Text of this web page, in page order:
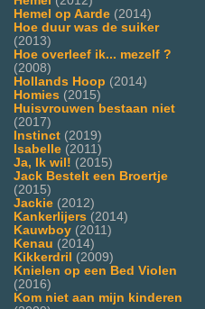
Hemel op Aarde (2014)
Hoe duur was de suiker
(2013)
Hoe overleef ik... mezelf ?
(2008)
Hollands Hoop (2014)
Homies (2015)
Huisvrouwen bestaan niet
(2017)
Instinct (2019)
Isabelle (2011)
Ja, Ik wil! (2015)
Jack Bestelt een Broertje
(2015)
Jackie (2012)
Kankerlijers (2014)
Kauwboy (2011)
Kenau (2014)
Kikkerdril (2009)
Knielen op een Bed Violen
(2016)
Kom niet aan mijn kinderen